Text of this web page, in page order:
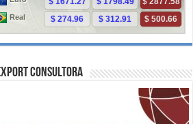
Consultora